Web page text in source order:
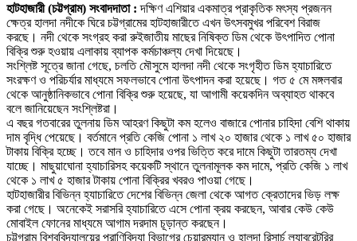
হাটহাজারী (চট্টগ্রাম) সংবাদদাতা : দক্ষিণ এশিয়ার একমাত্র প্রাকৃতিক মৎস্য প্রজনন
ক্ষেত্র হালদা নদীকে ঘিরে চট্টগ্রামের হাটহাজারীতে এখন উৎসবমুখর পরিবেশ বিরাজ
করছে। নদী থেকে সংগ্রহ করা রুইজাতীয় মাছের নিষিক্ত ডিম থেকে উৎপাদিত পোনা
বিক্রি শুরু হওয়ায় এলাকায় ব্যাপক কর্মচাঞ্চল্য দেখা দিয়েছে।
সংশ্লিষ্ট সূত্রে জানা গেছে, চলতি মৌসুমে হালদা নদী থেকে সংগৃহীত ডিম হ্যাচারিতে
সংরক্ষণ ও পরিচর্যার মাধ্যমে সফলভাবে পোনা উৎপাদন করা হয়েছে। গত ৫ মে মঙ্গলবার
থেকে আনুষ্ঠানিকভাবে পোনা বিক্রি শুরু হয়েছে, যা আগামী কয়েকদিন অব্যাহত থাকবে
বলে জানিয়েছেন সংশ্লিষ্টরা।
এ বছর গতবারের তুলনায় ডিম আহরণ কিছুটা কম হলেও বাজারে পোনার চাহিদা বেশি থাকায়
দাম বৃদ্ধি পেয়েছে। বর্তমানে প্রতি কেজি পোনা ১ লাখ ২০ হাজার থেকে ১ লাখ ৫০ হাজার
টাকায় বিক্রি হচ্ছে। তবে মান ও চাহিদার ওপর ভিত্তি করে দামে কিছুটা তারতম্য দেখা
যাচ্ছে। মাছুয়াঘোনা হ্যাচারিসহ কয়েকটি স্থানে তুলনামূলক কম দামে, প্রতি কেজি ১ লাখ
থেকে ১ লাখ ৫ হাজার টাকায় পোনা বিক্রির খবরও পাওয়া গেছে।
হাটহাজারীর বিভিন্ন হ্যাচারিতে দেশের বিভিন্ন জেলা থেকে আগত ক্রেতাদের ভিড় লক্ষ
করা গেছে। অনেকেই সরাসরি হ্যাচারিতে এসে পোনা ক্রয় করছেন, আবার কেউ কেউ
মোবাইল ফোনের মাধ্যমে আগাম দরদাম চূড়ান্ত করছেন।
চট্টগ্রাম বিশ্ববিদ্যালয়ের প্রাণিবিদ্যা বিভাগের চেয়ারম্যান ও হালদা রিসার্চ ল্যাবরেটরির